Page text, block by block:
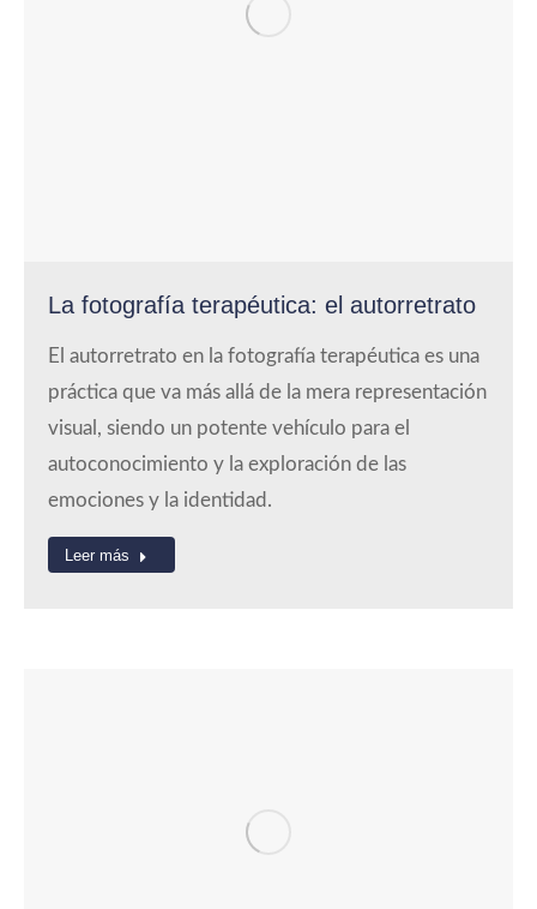
La fotografía terapéutica: el autorretrato
El autorretrato en la fotografía terapéutica es una
práctica que va más allá de la mera representación
visual, siendo un potente vehículo para el
autoconocimiento y la exploración de las
emociones y la identidad.
Leer más